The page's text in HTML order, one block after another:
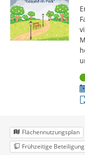
Flächennutzungsplan
Frühzeitige Beteiligung